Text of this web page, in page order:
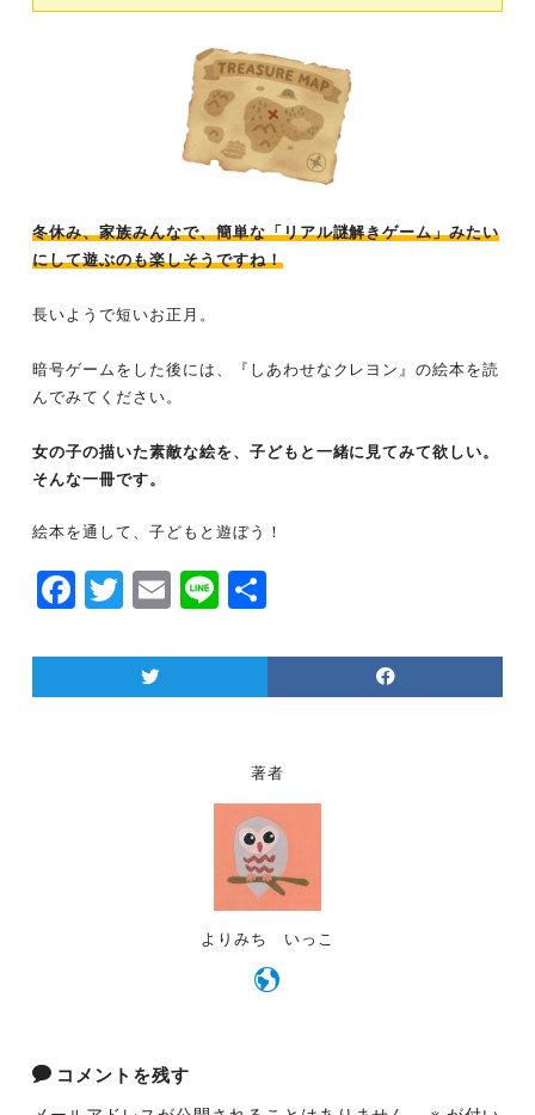
冬休み、家族みんなで、簡単な「リアル謎解きゲーム」みたい
にして遊ぶのも楽しそうですね！
長いようで短いお正月。
暗号ゲームをした後には、『しあわせなクレヨン』の絵本を読
んでみてください。
女の子の描いた素敵な絵を、子どもと一緒に見てみて欲しい。
そんな一冊です。
絵本を通して、子どもと遊ぼう！
F
c
e
T
itt
er
E
ai
l
Li
e
共
著者
よりみち いっこ
コメントを残す